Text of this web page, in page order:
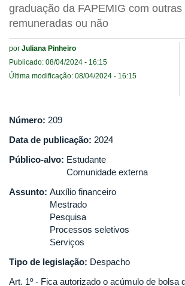
graduação da FAPEMIG com outras
remuneradas ou não
por Juliana Pinheiro
Publicado: 08/04/2024 - 16:15
Última modificação: 08/04/2024 - 16:15
Número: 209
Data de publicação: 2024
Público-alvo: Estudante
Comunidade externa
Assunto: Auxílio financeiro
Mestrado
Pesquisa
Processos seletivos
Serviços
Tipo de legislação: Despacho
Art. 1º - Fica autorizado o acúmulo de bolsa